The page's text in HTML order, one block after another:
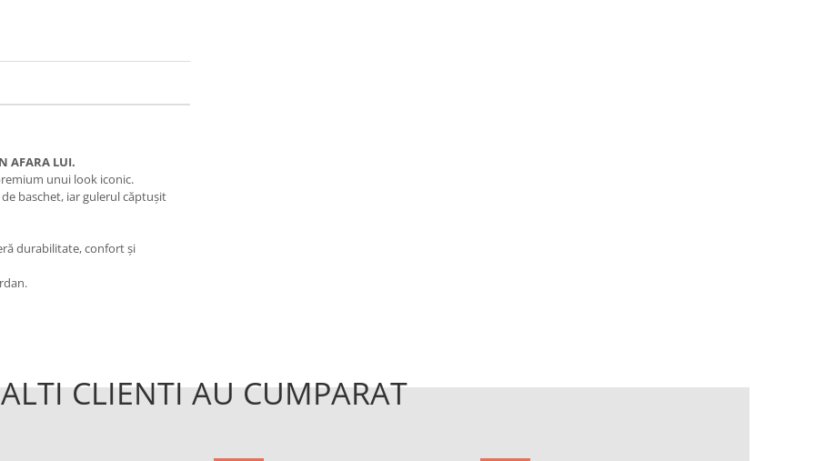
AFARA LUI.
unui look iconic.
baschet, iar gulerul căptușit
durabilitate, confort și
ALTI CLIENTI AU CUMPARAT